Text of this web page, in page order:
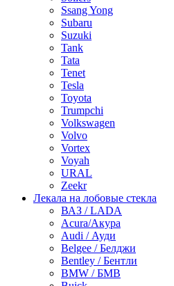
Ssang Yong
Subaru
Suzuki
Tank
Tata
Tenet
Tesla
Toyota
Trumpchi
Volkswagen
Volvo
Vortex
Voyah
URAL
Zeekr
Лекала на лобовые стекла
ВАЗ / LADA
Acura/Акура
Audi / Ауди
Belgee / Белджи
Bentley / Бентли
BMW / БМВ